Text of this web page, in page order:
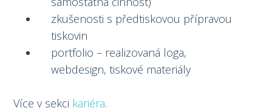
zkušenosti s předtiskovou přípravou
tiskovin
portfolio – realizovaná loga,
webdesign, tiskové materiály
Více v sekci kariéra.